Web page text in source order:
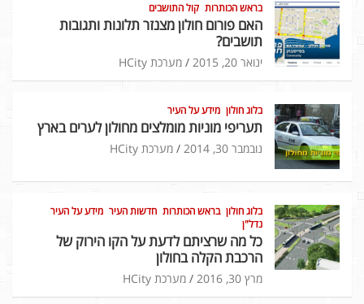
בראש הכותרות קול התושבים
האם פורום חולון מצנזר תלונות ותגובות
תושבים?
ינואר 20, 2015 מערכת HCity
בלוג חולון מידע על העיר
תעריפי מוניות מומלצים מחולון לערים בארץ
נובמבר 30, 2014 מערכת HCity
בלוג חולון בראש הכותרות חדשות העיר מידע על העיר
נדל"ן
כל מה שרציתם לדעת על הקו הירוק של
הרכבת הקלה בחולון
מרץ 30, 2016 מערכת HCity